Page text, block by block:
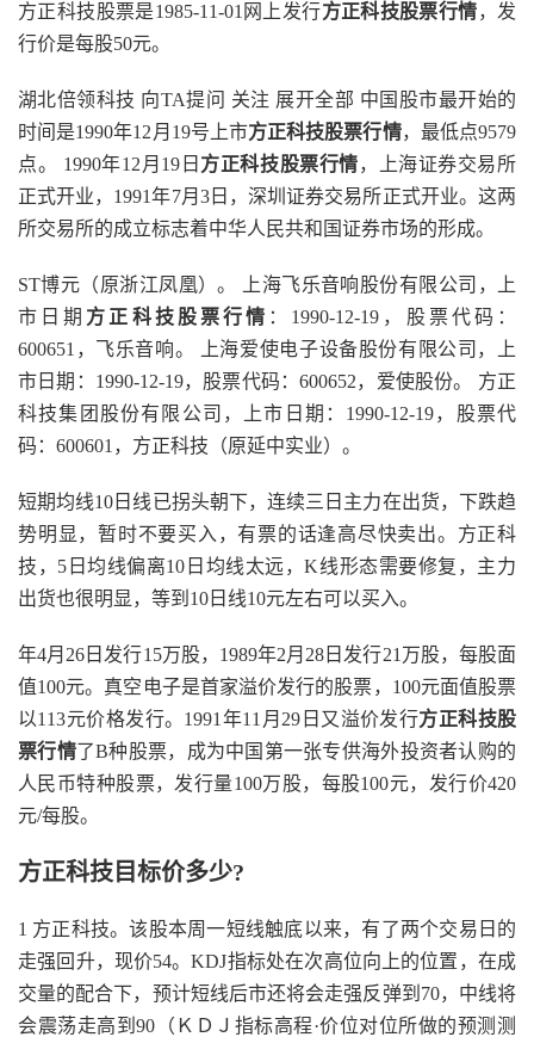
方正科技股票是1985-11-01网上发行方正科技股票行情，发
行价是每股50元。
湖北倍领科技 向TA提问 关注 展开全部 中国股市最开始的
时间是1990年12月19号上市方正科技股票行情，最低点9579
点。 1990年12月19日 方正科技股票行情，上海证券交易所
正式开业，1991年7月3日，深圳证券交易所正式开业。这两
所交易所的成立标志着中华人民共和国证券市场的形成。
ST博元（原浙江凤凰）。 上海飞乐音响股份有限公司，上
市日期 方正科技股票行情 ：1990-12-19，股票代码：
600651，飞乐音响。 上海爱使电子设备股份有限公司，上
市日期：1990-12-19，股票代码：600652，爱使股份。 方正
科技集团股份有限公司，上市日期：1990-12-19，股票代
码：600601，方正科技（原延中实业）。
短期均线10日线已拐头朝下，连续三日主力在出货，下跌趋
势明显，暂时不要买入，有票的话逢高尽快卖出。方正科
技，5日均线偏离10日均线太远，K线形态需要修复，主力
出货也很明显，等到10日线10元左右可以买入。
年4月26日发行15万股，1989年2月28日发行21万股，每股面
值100元。真空电子是首家溢价发行的股票，100元面值股票
以113元价格发行。1991年11月29日又溢价发行方正科技股
票行情了B种股票，成为中国第一张专供海外投资者认购的
人民币特种股票，发行量100万股，每股100元，发行价420
元/每股。
方正科技目标价多少?
1 方正科技。该股本周一短线触底以来，有了两个交易日的
走强回升，现价54。KDJ指标处在次高位向上的位置，在成
交量的配合下，预计短线后市还将会走强反弹到70，中线将
会震荡走高到90（ＫＤＪ指标高程·价位对位所做的预测测